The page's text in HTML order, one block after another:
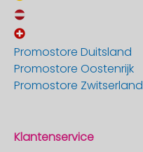
Promostore Duitsland
Promostore Oostenrijk
Promostore Zwitserland
Klantenservice